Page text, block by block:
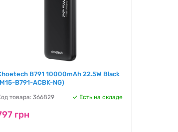
B791 10000mAh 22.5W Black
B791-ACBK-NG)
товара: 366829 Есть на складе
грн